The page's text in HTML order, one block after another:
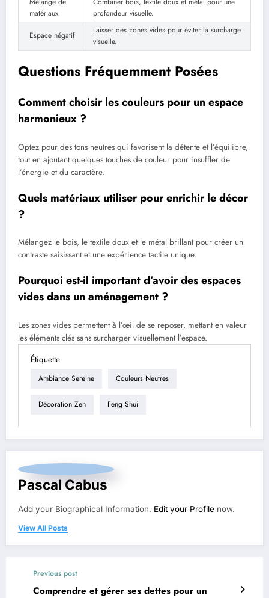
matériaux
profondeur visuelle.
Espace négatif
Laisser des zones vides pour éviter la surcharge
visuelle.
Questions Fréquemment Posées
Comment choisir les couleurs pour un espace
harmonieux ?
Optez pour des tons neutres qui favorisent la détente et l’équilibre,
tout en ajoutant quelques touches de couleur pour insuffler de
l’énergie et du caractère.
Quels matériaux utiliser pour enrichir le décor
?
Mélangez le bois, le textile doux et le métal brillant pour créer un
contraste saisissant et une expérience tactile unique.
Pourquoi est-il important d’avoir des espaces
vides dans un aménagement ?
Les zones vides permettent à l’œil de se reposer, mettant en valeur
les éléments clés sans surcharger visuellement l’espace.
Étiquette
Ambiance Sereine Couleurs Neutres
Décoration Zen Feng Shui
Pascal Cabus
Add your Biographical Information. Edit your Profile now.
View All Posts
Previous post
Comprendre et gérer ses dettes pour un